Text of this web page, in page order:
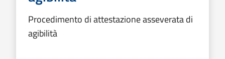
Procedimento di attestazione asseverata di
agibilità